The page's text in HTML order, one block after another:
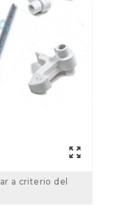
a criterio del